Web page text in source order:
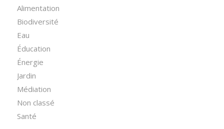
Alimentation
Biodiversité
Eau
Éducation
Énergie
Jardin
Médiation
Non classé
Santé